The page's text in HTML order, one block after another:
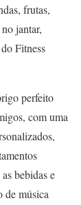
frutas,
jantar,
Fitness
perfeito
com uma
bebidas e
de música